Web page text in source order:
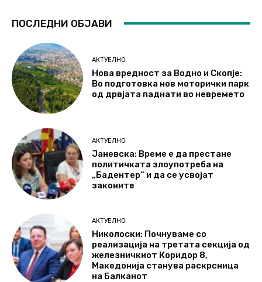
ПОСЛЕДНИ ОБЈАВИ
АКТУЕЛНО
Нова вредност за Водно и Скопје:
Во подготовка нов моторички парк
од дрвјата паднати во невремето
АКТУЕЛНО
Јаневска: Време е да престане
политичката злоупотреба на
„Бадентер“ и да се усвојат
законите
АКТУЕЛНО
Николоски: Почнуваме со
реализација на третата секција од
железничкиот Коридор 8,
Македонија станува раскрсница
на Балканот